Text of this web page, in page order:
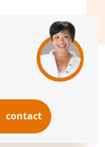
contact